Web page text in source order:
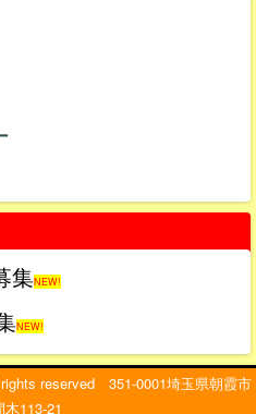
集NEW!
NEW!
reserved 351-0001埼玉県朝霞市
113-21